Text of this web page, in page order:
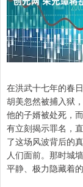
在洪武十七年的春
胡美忽然被捕入狱
他的子婿被处死，
有立刻揭示罪名，
了这场风波背后的
人们面前。那时城
平静、极力隐藏着